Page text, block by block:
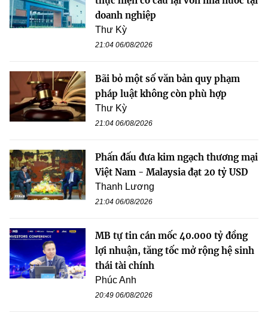
doanh nghiệp
Thư Kỳ
21:04 06/08/2026
Bãi bỏ một số văn bản quy phạm
pháp luật không còn phù hợp
Thư Kỳ
21:04 06/08/2026
Phấn đấu đưa kim ngạch thương mại
Việt Nam - Malaysia đạt 20 tỷ USD
Thanh Lương
21:04 06/08/2026
MB tự tin cán mốc 40.000 tỷ đồng
lợi nhuận, tăng tốc mở rộng hệ sinh
thái tài chính
Phúc Anh
20:49 06/08/2026